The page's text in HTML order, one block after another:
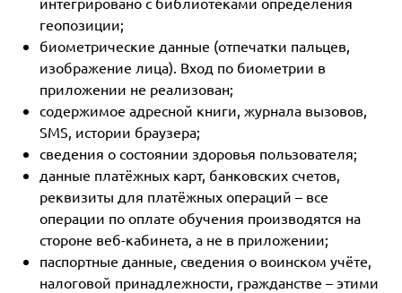
геопозиции;
биометрические данные (отпечатки пальцев,
изображение лица). Вход по биометрии в
приложении не реализован;
содержимое адресной книги, журнала вызовов,
SMS, истории браузера;
сведения о состоянии здоровья пользователя;
данные платёжных карт, банковских счетов,
реквизиты для платёжных операций – все
операции по оплате обучения производятся на
стороне веб-кабинета, а не в приложении;
паспортные данные, сведения о воинском учёте,
налоговой принадлежности, гражданстве – этими